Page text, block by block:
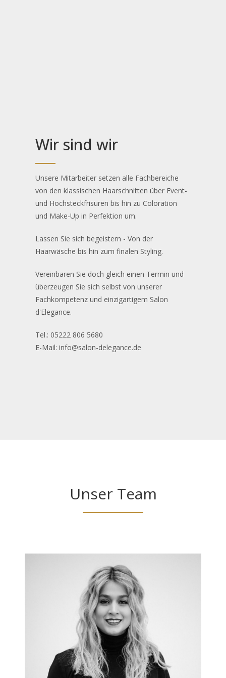
Wir sind wir
Unsere Mitarbeiter setzen alle Fachbereiche
von den klassischen Haarschnitten über Event-
und Hochsteckfrisuren bis hin zu Coloration
und Make-Up in Perfektion um.
Lassen Sie sich begeistern - Von der
Haarwäsche bis hin zum finalen Styling.
Vereinbaren Sie doch gleich einen Termin und
überzeugen Sie sich selbst von unserer
Fachkompetenz und einzigartigem Salon
d'Elegance.
Tel.: 05222 806 5680
E-Mail: info@salon-delegance.de
Unser Team